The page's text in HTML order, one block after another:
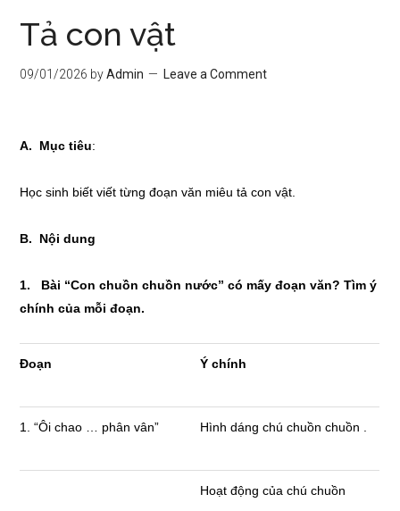
Tả con vật
09/01/2026 byAdmin Leave a Comment
A. Mục tiêu:
Học sinh biết viết từng đoạn văn miêu tả con vật.
B. Nội dung
1. Bài “Con chuồn chuồn nước” có mấy đoạn văn? Tìm ý
chính của mỗi đoạn.
Đoạn Ý chính
1. “Ôi chao … phân vân” Hình dáng chú chuồn chuồn .
Hoạt động của chú chuồn